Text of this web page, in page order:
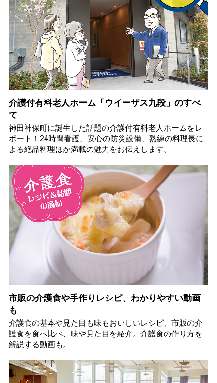
介護付有料老人ホーム「ウイーザス九段」のすべ
て
神田神保町に誕生した話題の介護付有料老人ホームをレ
ポート！24時間看護、安心の防災設備、熟練の料理長に
よる絶品料理ほか満載の魅力をお伝えします。
市販の介護食や手作りレシピ、わかりやすい動画
も
介護食の基本や見た目も味もおいしいレシピ、市販の介
護食を食べ比べ、味や見た目を紹介。介護食の作り方を
解説する動画も。